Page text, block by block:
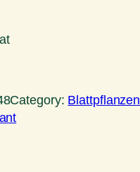
Category: Blattpflanzen